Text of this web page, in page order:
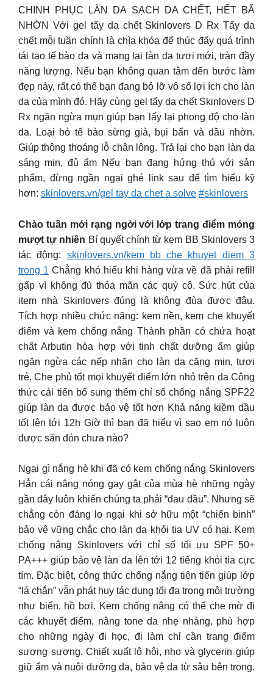
CHINH PHỤC LÀN DA SẠCH DA CHẾT, HẾT BÃ
NHỜN Với gel tẩy da chết Skinlovers D Rx Tẩy da
chết mỗi tuần chính là chìa khóa để thúc đẩy quá trình
tái tạo tế bào da và mang lại làn da tươi mới, tràn đầy
năng lượng. Nếu bạn không quan tâm đến bước làm
đẹp này, rất có thể bạn đang bỏ lỡ vô số lợi ích cho làn
da của mình đó. Hãy cùng gel tẩy da chết Skinlovers D
Rx ngăn ngừa mụn giúp bạn lấy lại phong độ cho làn
da. Loại bỏ tế bào sừng già, bụi bẩn và dầu nhờn.
Giúp thông thoáng lỗ chân lông. Trả lại cho bạn làn da
sáng mịn, đủ ẩm Nếu bạn đang hứng thú với sản
phẩm, đừng ngần ngại ghé link sau để tìm hiểu kỹ
hơn: skinlovers.vn/gel tay da chet a solve #skinlovers
Chào tuần mới rạng ngời với lớp trang điểm mỏng
mượt tự nhiên Bí quyết chính từ kem BB Skinlovers 3
tác động: skinlovers.vn/kem bb che khuyet diem 3
trong 1 Chẳng khó hiểu khi hàng vừa về đã phải refill
gấp vì không đủ thỏa mãn các quý cô. Sức hút của
item nhà Skinlovers đúng là không đùa được đâu.
Tích hợp nhiều chức năng: kem nền, kem che khuyết
điểm và kem chống nắng Thành phần có chứa hoạt
chất Arbutin hòa hợp với tinh chất dưỡng ẩm giúp
ngăn ngừa các nếp nhăn cho làn da căng mịn, tươi
trẻ. Che phủ tốt mọi khuyết điểm lớn nhỏ trên da Công
thức cải tiến bổ sung thêm chỉ số chống nắng SPF22
giúp làn da được bảo vệ tốt hơn Khả năng kiềm dầu
tốt lên tới 12h Giờ thì bạn đã hiểu vì sao em nó luôn
được săn đón chưa nào?
Ngại gì nắng hè khi đã có kem chống nắng Skinlovers
Hẳn cái nắng nóng gay gắt của mùa hè những ngày
gần đây luôn khiến chúng ta phải “đau đầu”. Nhưng sẽ
chẳng còn đáng lo ngại khi sở hữu một “chiến binh”
bảo vệ vững chắc cho làn da khỏi tia UV có hại. Kem
chống nắng Skinlovers với chỉ số tối ưu SPF 50+
PA+++ giúp bảo vệ làn da lên tới 12 tiếng khỏi tia cực
tím. Đặc biệt, công thức chống nắng tiên tiến giúp lớp
“lá chắn” vẫn phát huy tác dụng tối đa trong môi trường
như biển, hồ bơi. Kem chống nắng có thể che mờ đi
các khuyết điểm, nâng tone da nhẹ nhàng, phù hợp
cho những ngày đi học, đi làm chỉ cần trang điểm
sương sương. Chiết xuất lô hội, nho và glycerin giúp
giữ ẩm và nuôi dưỡng da, bảo vệ da từ sâu bên trong.